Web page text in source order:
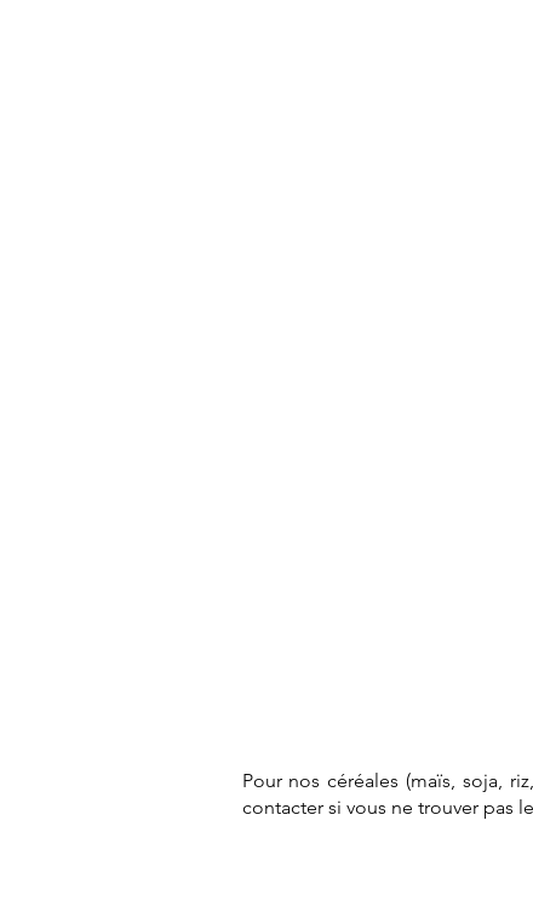
Pour nos céréales (maïs, soja,
contacter si vous ne trouver pas